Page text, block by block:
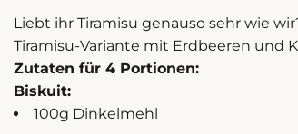
Liebt ihr Tiramisu genauso sehr wie
Tiramisu-Variante mit Erdbeeren und
Zutaten für 4 Portionen:
Biskuit:
100g Dinkelmehl